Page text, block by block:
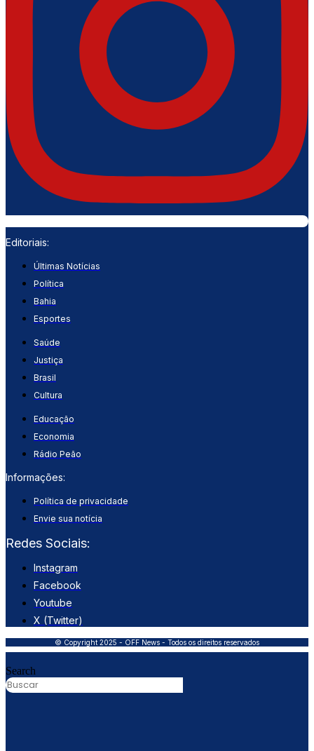
Editoriais:
Últimas Notícias
Política
Bahia
Esportes
Saúde
Justiça
Brasil
Cultura
Educação
Economia
Rádio Peão
Informações:
Política de privacidade
Envie sua notícia
Redes Sociais:
Instagram
Facebook
Youtube
X (Twitter)
© Copyright 2025 - OFF News - Todos os direitos reservados
Search